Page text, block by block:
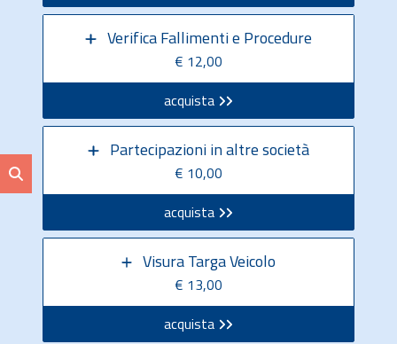
Verifica Fallimenti e Procedure
€ 12,00
acquista
Partecipazioni in altre società
€ 10,00
acquista
Visura Targa Veicolo
€ 13,00
acquista